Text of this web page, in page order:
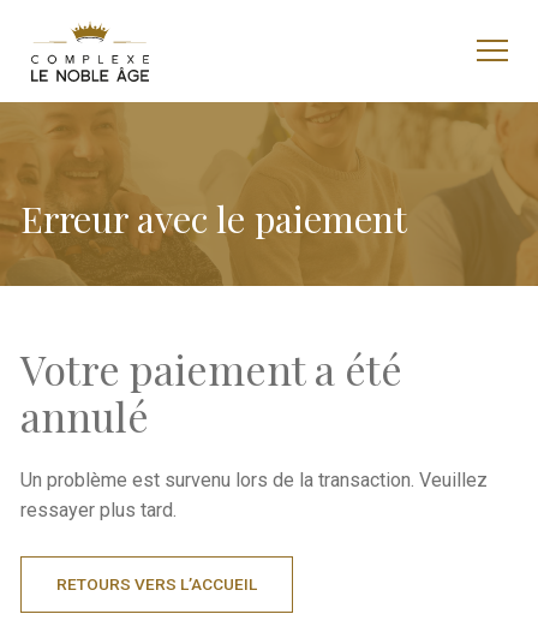
Erreur avec le paiement
Votre paiement a été
annulé
Un problème est survenu lors de la transaction. Veuillez
ressayer plus tard.
RETOURS VERS L’ACCUEIL